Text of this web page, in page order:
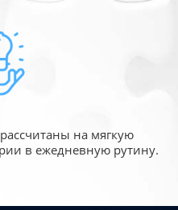
на мягкую
в ежедневную рутину.